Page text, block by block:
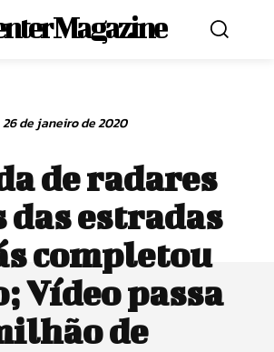
Magazine
26 de janeiro de 2020
de radares
das estradas
completou
Vídeo passa
de